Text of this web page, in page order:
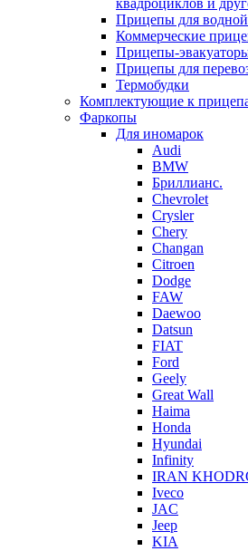
квадроциклов и
Прицепы для
Коммерческие
Прицепы-
Прицепы для
Термобудки
Комплектующие к
Фаркопы
Для иномарок
Audi
BMW
Бриллианс.
Chevrolet
Crysler
Chery
Changan
Citroen
Dodge
FAW
Daewoo
Datsun
FIAT
Ford
Geely
Great Wall
Haima
Honda
Hyundai
Infinity
IRAN
Iveco
JAC
Jeep
KIA